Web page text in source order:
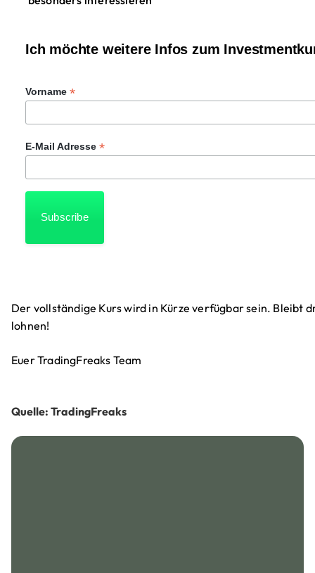
Ich möchte weitere Infos zum
Vorname *
E-Mail Adresse *
Der vollständige Kurs wird in Kürze verfügbar sein. Bleibt
lohnen!
Euer TradingFreaks Team
Quelle: TradingFreaks